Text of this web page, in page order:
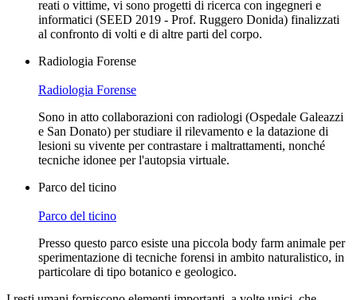
reati o vittime, vi sono progetti di ricerca con ingegneri e
informatici (SEED 2019 - Prof. Ruggero Donida) finalizzati
al confronto di volti e di altre parti del corpo.
Radiologia Forense
Radiologia Forense
Sono in atto collaborazioni con radiologi (Ospedale Galeazzi
e San Donato) per studiare il rilevamento e la datazione di
lesioni su vivente per contrastare i maltrattamenti, nonché
tecniche idonee per l'autopsia virtuale.
Parco del ticino
Parco del ticino
Presso questo parco esiste una piccola body farm animale per
sperimentazione di tecniche forensi in ambito naturalistico, in
particolare di tipo botanico e geologico.